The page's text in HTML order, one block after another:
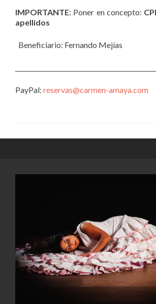
IMPORTANTE: Poner en concepto:
apellidos
Beneficiario: Fernando Mejías
PayPal: reservas@carmen-amaya.com